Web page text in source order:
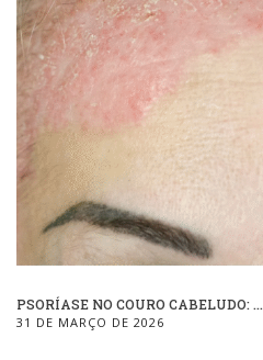
PSORÍASE NO COURO CABELUDO: ...
31 DE MARÇO DE 2026